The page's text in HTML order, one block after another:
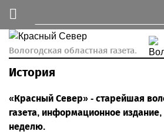
Вологодская областная газета.
История
«Красный Север» - старейшая
газета, информационное
неделю.